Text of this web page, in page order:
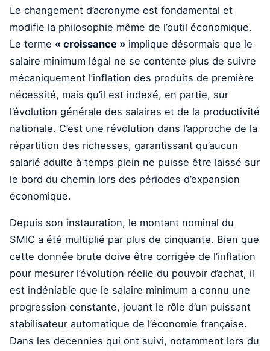
Le changement d’acronyme est fondamental et
modifie la philosophie même de l’outil économique.
Le terme « croissance » implique désormais que le
salaire minimum légal ne se contente plus de suivre
mécaniquement l’inflation des produits de première
nécessité, mais qu’il est indexé, en partie, sur
l’évolution générale des salaires et de la productivité
nationale. C’est une révolution dans l’approche de la
répartition des richesses, garantissant qu’aucun
salarié adulte à temps plein ne puisse être laissé sur
le bord du chemin lors des périodes d’expansion
économique.
Depuis son instauration, le montant nominal du
SMIC a été multiplié par plus de cinquante. Bien que
cette donnée brute doive être corrigée de l’inflation
pour mesurer l’évolution réelle du pouvoir d’achat, il
est indéniable que le salaire minimum a connu une
progression constante, jouant le rôle d’un puissant
stabilisateur automatique de l’économie française.
Dans les décennies qui ont suivi, notamment lors du